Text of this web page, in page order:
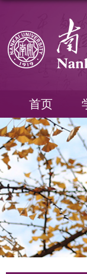
首页